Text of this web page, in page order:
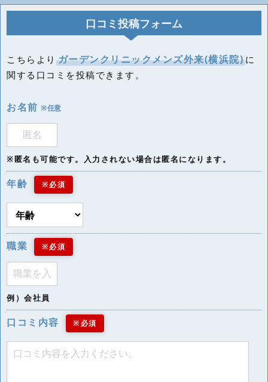
口コミ投稿フォーム
こちらより ガーデンクリニックメンズ外来(横浜院)に
関する口コミを投稿できます。
お名前 ※任意
※匿名も可能です。入力されない場合は匿名になります。
年齢 ※必須
職業 ※必須
例）会社員
口コミ内容 ※必須